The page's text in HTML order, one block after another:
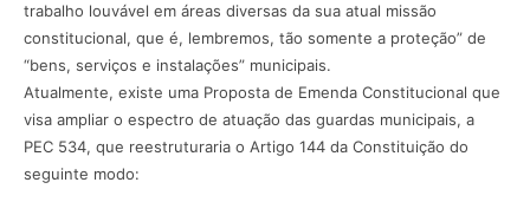
trabalho louvável em áreas diversas da sua atual missão
constitucional, que é, lembremos, tão somente a proteção” de
“bens, serviços e instalações” municipais.
Atualmente, existe uma Proposta de Emenda Constitucional que
visa ampliar o espectro de atuação das guardas municipais, a
PEC 534, que reestruturaria o Artigo 144 da Constituição do
seguinte modo: